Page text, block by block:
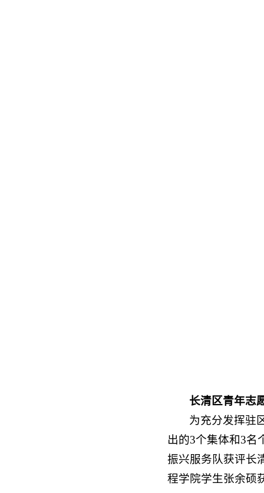
长清区青年志
为充分发挥驻
出的3个集体和3名
振兴服务队获评长
程学院学生张余硕